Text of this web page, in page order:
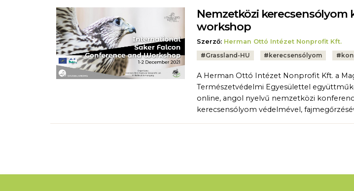
Nemzetközi kerecsensólyom
workshop
Szerző: Herman Ottó Intézet Nonprofit Kft.
Tags:
#Grassland-HU #kerecsensólyom #
A Herman Ottó Intézet Nonprofit Kft. a
Természetvédelmi Egyesülettel
online, angol nyelvű nemzetközi
kerecsensólyom védelmével,